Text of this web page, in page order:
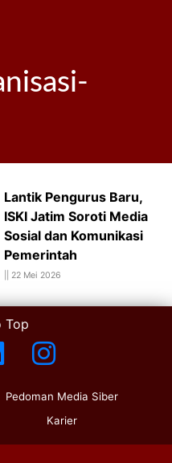
Lantik Pengurus Baru,
ISKI Jatim Soroti Media
Sosial dan Komunikasi
Pemerintah
22 Mei 2026
Top
Pedoman Media Siber
Karier